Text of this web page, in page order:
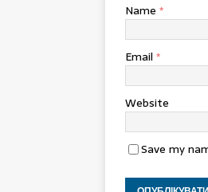
Name *
Email *
Website
Save my